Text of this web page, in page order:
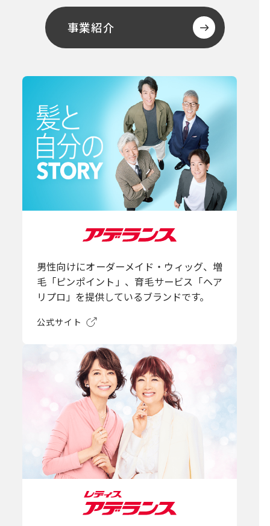
事業紹介
男性向けにオーダーメイド・ウィッグ、増
毛「ピンポイント」、育毛サービス「ヘア
リプロ」を提供しているブランドです。
公式サイト